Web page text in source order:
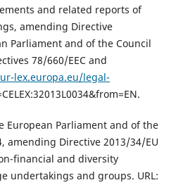
and related reports of
amending Directive
Parliament and of the Council
78/660/EEC and
lex.europa.eu/legal-
European Parliament and of the
amending Directive 2013/34/EU
financial and diversity
undertakings and groups. URL: